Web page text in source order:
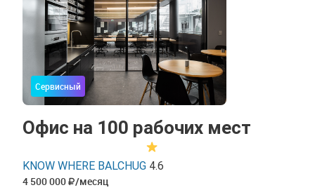
Сервисный
Офис на 100 рабочих мест
KNOW WHERE BALCHUG 4.6
4 500 000 /месяц